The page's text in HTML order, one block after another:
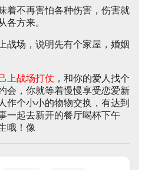
着不再害怕各种伤害，伤害就
各方来。
战场，说明先有个家屋，婚姻
上战场打仗 ，和你的爱人找个
会，你就等着慢慢享受恋爱新
作个小小的物物交换，有达到
一起去新开的餐厅喝杯下午
哦！像